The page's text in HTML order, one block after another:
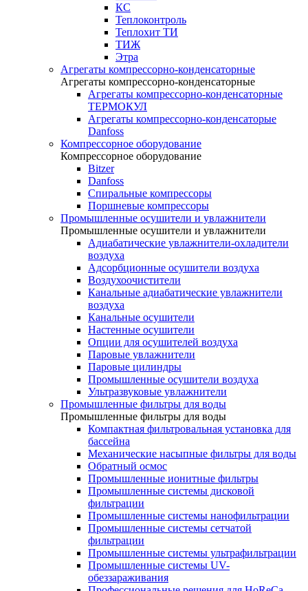
КС
Теплоконтроль
Теплохит ТИ
ТИЖ
Этра
Агрегаты компрессорно-конденсаторные
Агрегаты компрессорно-конденсаторные
Агрегаты компрессорно-конденсаторные
ТЕРМОКУЛ
Агрегаты компрессорно-конденсаторые
Danfoss
Компрессорное оборудование
Компрессорное оборудование
Bitzer
Danfoss
Спиральные компрессоры
Поршневые компрессоры
Промышленные осушители и увлажнители
Промышленные осушители и увлажнители
Адиабатические увлажнители-охладители
воздуха
Адсорбционные осушители воздуха
Воздухоочистители
Канальные адиабатические увлажнители
воздуха
Канальные осушители
Настенные осушители
Опции для осушителей воздуха
Паровые увлажнители
Паровые цилиндры
Промышленные осушители воздуха
Ультразвуковые увлажнители
Промышленные фильтры для воды
Промышленные фильтры для воды
Компактная фильтровальная установка для
бассейна
Механические насыпные фильтры для воды
Обратный осмос
Промышленные ионитные фильтры
Промышленные системы дисковой
фильтрации
Промышленные системы нанофильтрации
Промышленные системы сетчатой
фильтрации
Промышленные системы ультрафильтрации
Промышленные системы UV-
обеззараживания